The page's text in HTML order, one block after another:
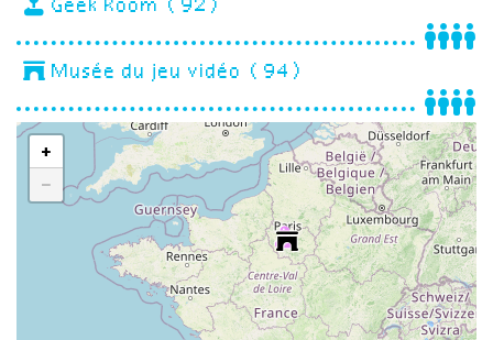
Geek Room (92)
Musée du jeu vidéo (94)
+
−